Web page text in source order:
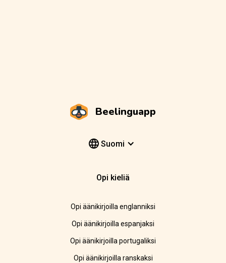
Beelinguapp
Suomi
Opi kieliä
Opi äänikirjoilla englanniksi
Opi äänikirjoilla espanjaksi
Opi äänikirjoilla portugaliksi
Opi äänikirjoilla ranskaksi